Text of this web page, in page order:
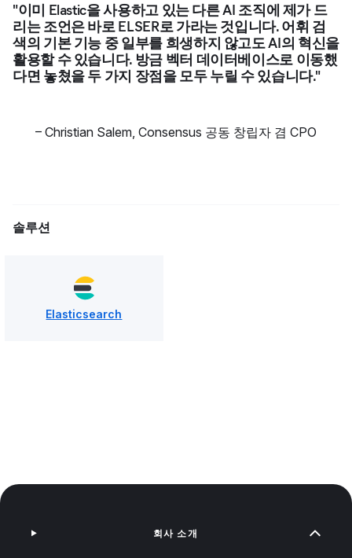
"이미 Elastic을 사용하고 있는 다른 AI 조직에 제가 드
리는 조언은 바로 ELSER로 가라는 것입니다. 어휘 검
색의 기본 기능 중 일부를 희생하지 않고도 AI의 혁신을
활용할 수 있습니다. 방금 벡터 데이터베이스로 이동했
다면 놓쳤을 두 가지 장점을 모두 누릴 수 있습니다."
– Christian Salem Consensus 공동 창립자 겸 CPO
솔루션
Elasticsearch
회사 소개